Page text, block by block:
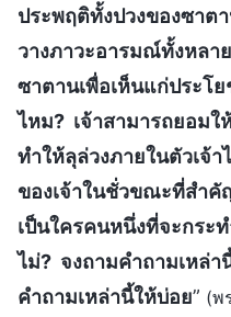
ประพฤติทั้งปวงของซาต
วางภาวะอารมณ์ทั้งหลา
ซาตานเพื่อเห็นแก่ประโ
ไหม? เจ้าสามารถยอมใ
ทำให้ลุล่วงภายในตัวเจ้
ของเจ้าในชั่วขณะที่สำคั
เป็นใครคนหนึ่งที่จะกระ
ไม่? จงถามคำถามเหล่า
คำถามเหล่านี้ให้บ่อย” (พ